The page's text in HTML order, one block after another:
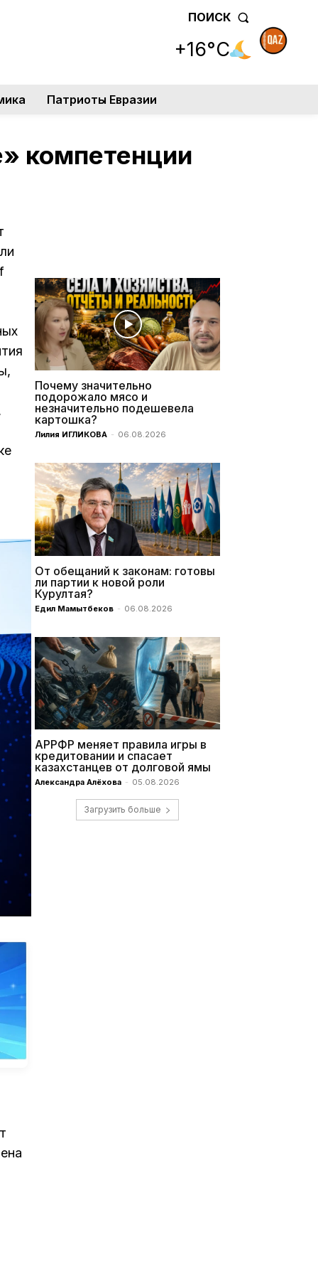
ПОИСК
+16°C
Патриоты Евразии
компетенции
Почему значительно
подорожало мясо и
незначительно подешевела
картошка?
Лилия ИГЛИКОВА - 06.08.2026
От обещаний к законам: готовы
ли партии к новой роли
Курултая?
Едил Мамытбеков - 06.08.2026
АРРФР меняет правила игры в
кредитовании и спасает
казахстанцев от долговой ямы
Александра Алёхова - 05.08.2026
Загрузить больше